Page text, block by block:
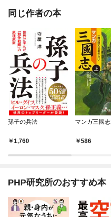
同じ作者の本
孫子の兵法
1,760
マンガ三國志
586
PHP研究所のおすすめ本